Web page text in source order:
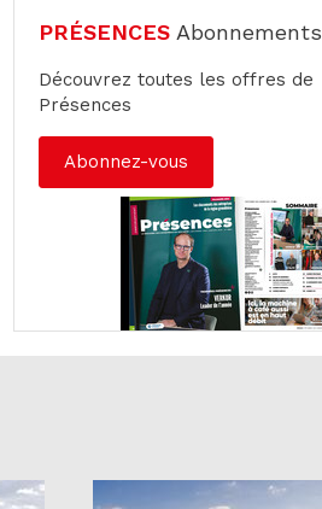
PRÉSENCES Abonnements
Découvrez toutes les offres de
Présences
Abonnez-vous